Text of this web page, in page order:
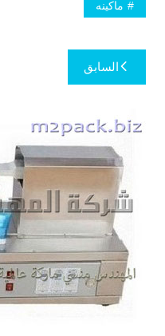
ماكينه
تصفّح
المقالات
السابق